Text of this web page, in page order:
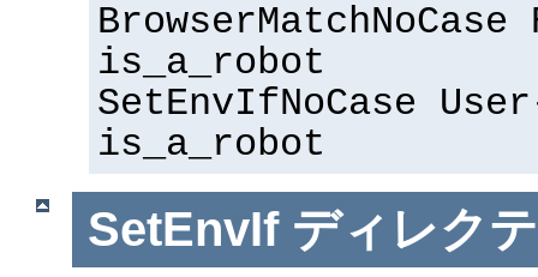
BrowserMatchNoCase
is_a_robot
SetEnvIfNoCase
is_a_robot
SetEnvIf ディレク